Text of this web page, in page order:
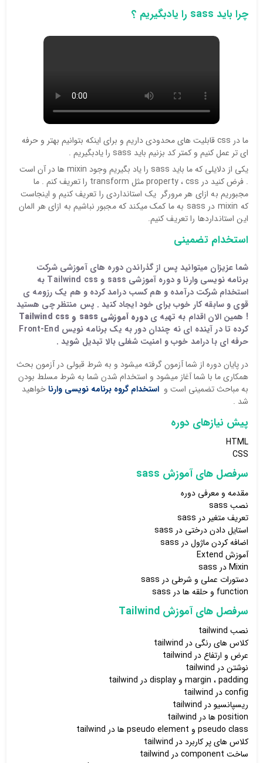
چرا باید sass را یادبگیریم ؟
ما در css قابلیت های محدودی داریم و برای اینکه بتوانیم بهتر و حرفه
ای تر عمل کنیم و کمتر کد بزنیم باید sass را یادبگیریم .
یکی از دلایلی که ما باید sass را یاد بگیریم وجود mixin ها در آن است
. فرض کنید در property ، css مثل transform را تعریف کنم .
ما
مجبوریم به ازای هر مرورگر یک استانداردی را تعریف کنیم و اینجاست
که mixin در sass به ما کمک میکند که مجبور نباشیم به ازای هر المان
این استانداردها را تعریف کنیم.
استخدام تضمینی
شما عزیزان میتوانید پس از گذراندن دوره های آموزشی شرکت
برنامه نویسی وارنا ودوره آموزشی sass و Tailwind css
به
استخدام شرکت درآمده و هم کسب درامد کرده و هم یک رزومه ی
قوی و سابقه کار خوب برای خود ایجاد کنید . پس منتظر چی هستید
! همین الان اقدام به تهیه ی دوره آموزشی sass و Tailwind css
کرده تا در آینده ای نه چندان دور به یک برنامه نویس Front-End
حرفه ای با درامد خوبو امنیت شغلی بالا تبدیل شوید .
در پایان دوره از شما آزمون گرفته میشود و به شرط قبولی در آزمون بحث
همکاری ما با شما آغاز میشود و استخدام شدن شما به شرط مسلط بودن
به مباحث تضمینی است واستخدام گروه برنامه نویسی وارناخواهید
شد .
پیش نیازهای دوره
HTML
CSS
سرفصل های آموزش sass
مقدمه و معرفی دوره
نصب sass
تعریف متغیر در sass
استایل دادن درختی در sass
اضافه کردن ماژول در sass
آموزش Extend
Mixin در sass
دستورات عملی و شرطی در sass
function و حلقه ها در sass
سرفصل های آموزش Tailwind
نصب tailwind
کلاس های رنگی در tailwind
عرض و ارتفاع در tailwind
نوشتن در tailwind
margin ، padding و display در tailwind
config در tailwind
ریسپانسیو در tailwind
position ها در tailwind
pseudo class و pseudo element ها در tailwind
کلاس های پر کاربرد در tailwind
ساخت component در tailwind